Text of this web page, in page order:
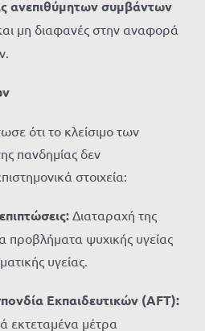
ανεπιθύμητων συμβάντων
μη διαφανές στην αναφορά
ότι το κλείσιμο των
πανδημίας δεν
στοιχεία:
Διαταραχή της
προβλήματα ψυχικής υγείας
υγείας.
Εκπαιδευτικών (AFT):
εκτεταμένα μέτρα